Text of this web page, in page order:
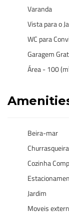
Varanda
Vista para o
WC para
Garagem
Área - 100
Beira-mar
Cozinha
Jardim
Moveis